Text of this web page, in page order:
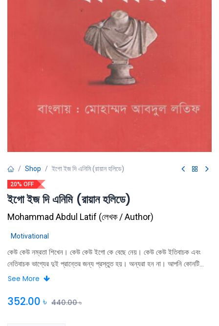
Shop ইগো ইজ দি এনিমি (রায়ান হলিডে)
20% OFF
ইগো ইজ দি এনিমি (রায়ান হলিডে)
Mohammad Abdul Latif (লেখক / Author)
Motivational
কেউ কেউ নম্রতা শিখেন। কেউ কেউ ইগো কে বেছে নেয়। কেউ কেউ ইতিবাচক এবং
নেতিবাচক ভাগ্যের দুই প্রান্তের জন্য প্রস্তুত হয়। অন্যরা হন না। আপনি কোনটি
বেছে নেবেন? কে হবেন? আপনি এই বইটি নিয়েছেন কারণ আপনি অনুভব করছেন যে
আমরা আছি। চলুন শুরু করা যাক।”
See More
352.00 ৳ 440.00৳